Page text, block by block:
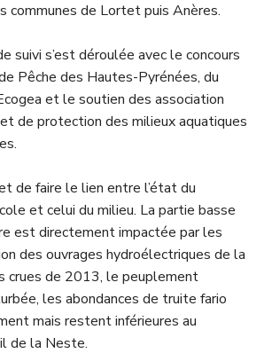
communes de Lortet puis Anères.
suivi s’est déroulée avec le concours
Pêche des Hautes-Pyrénées, du
et le soutien des association
de protection des milieux aquatiques
de faire le lien entre l’état du
et celui du milieu. La partie basse
est directement impactée par les
des ouvrages hydroélectriques de la
crues de 2013, le peuplement
les abondances de truite fario
mais restent inférieures au
de la Neste.